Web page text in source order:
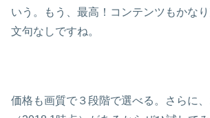
いう。もう、最高！コンテンツもかな
文句なしですね。
価格も画質で３段階で選べる。さらに